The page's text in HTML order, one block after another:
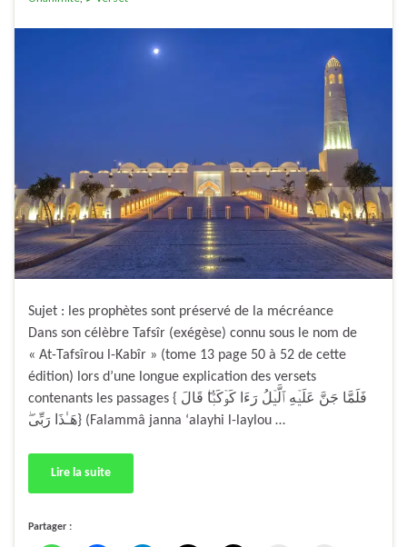
Sujet : les prophètes sont préservé de la mécréance
Dans son célèbre Tafsîr (exégèse) connu sous le nom de
« At-Tafsîrou l-Kabîr » (tome 13 page 50 à 52 de cette
édition) lors d’une longue explication des versets
contenants les passages { فَلَمَّا جَنَّ عَلَيۡهِ ٱلَّيۡلُ رَءَا كَوۡكَبً۬ا‌ۖ قَالَ
هَـٰذَا رَبِّى‌ۖ} (Falammâ janna ‘alayhi l-laylou …
Lire la suite
Partager :